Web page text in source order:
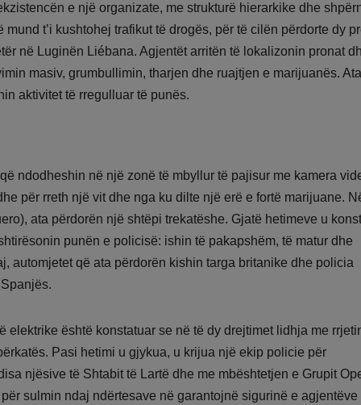
e një organizate, me strukturë hierarkike dhe
t’i kushtohej trafikut të drogës, për të cilën përdorte dy
në Luginën Liébana. Agjentët arritën të lokalizonin pronat
masiv, grumbullimin, tharjen dhe ruajtjen e marijuanës. Ata
aktivitet të rregulluar të punës.
ndodheshin në një zonë të mbyllur të pajisur me kamera
për rreth një vit dhe nga ku dilte një erë e fortë marijuane.
ata përdorën një shtëpi trekatëshe. Gjatë hetimeve u
punën e policisë: ishin të pakapshëm, të matur dhe
automjetet që ata përdorën kishin targa britanike dhe policia
elektrike është konstatuar se në të dy drejtimet lidhja me
Pasi hetimi u gjykua, u krijua një ekip policie për
njësive të Shtabit të Lartë dhe me mbështetjen e Grupit
sulmin ndaj ndërtesave në garantojnë sigurinë e agjentëve